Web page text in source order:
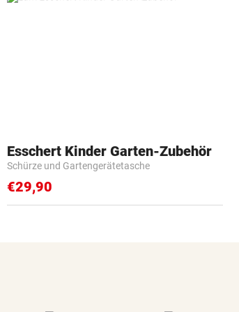
Esschert Kinder Garten-Zubehör
Schürze und Gartengerätetasche
€29,90